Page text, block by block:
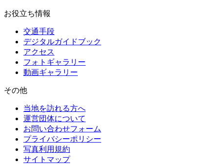
お役立ち情報
交通手段
デジタルガイドブック
アクセス
フォトギャラリー
動画ギャラリー
その他
当地を訪れる方へ
運営団体について
お問い合わせフォーム
プライバシーポリシー
写真利用規約
サイトマップ